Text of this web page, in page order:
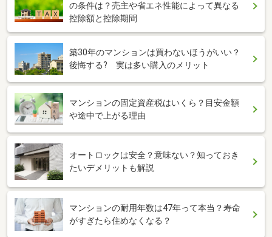
の条件は？売主や省エネ性能によって異なる
控除額と控除期間
築30年のマンションは買わないほうがいい？
後悔する? 実は多い購入のメリット
マンションの固定資産税はいくら？目安金額
や途中で上がる理由
オートロックは安全？意味ない？知っておき
たいデメリットも解説
マンションの耐用年数は47年って本当？寿命
がすぎたら住めなくなる？